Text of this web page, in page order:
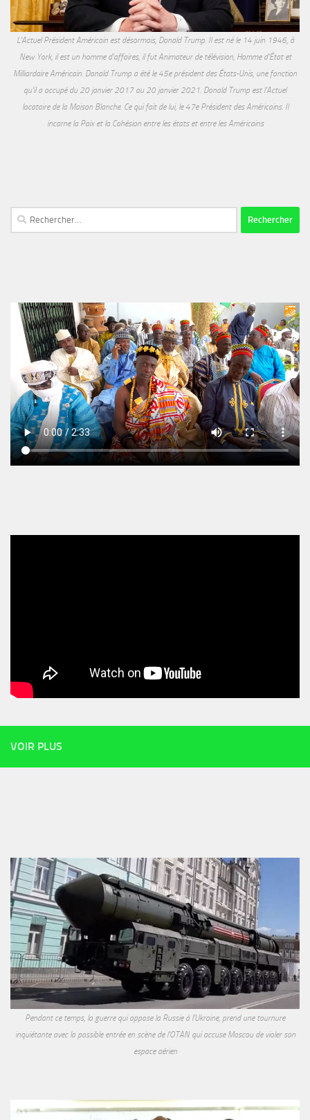
L'Actuel Président Américain est désormais, Donald Trump. Il est né le 14 juin 1946, à
New York, il est un homme d'affaires, il fut Animateur de télévision, Homme d'État et
Milliardaire Américain. Donald Trump a été le 45e président des États-Unis, une fonction
qu'il a occupé du 20 janvier 2017 au 20 janvier 2021. Donald Trump est l'Actuel
locataire de la Maison Blanche. Ce qui fait de lui, le 47e Président des Américains. Il
incarne la Paix et la Cohésion entre les états et entre les Américains
Rechercher :
VOIR PLUS
Pendant ce temps, la guerre qui oppose la Russie à l'Ukraine, prend une tournure
inquiétante avec la possible entrée en scène de l'OTAN qui accuse Moscou de violer son
espace aérien